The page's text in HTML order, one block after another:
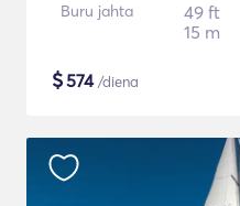
Buru jahta
49 ft
15 m
$574/diena